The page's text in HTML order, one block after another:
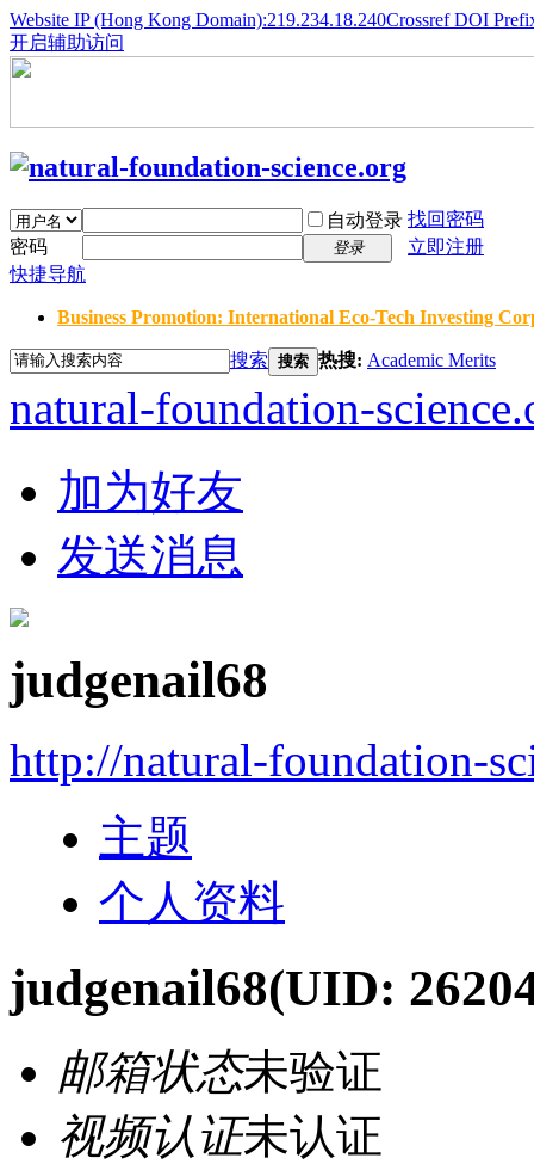
Website IP (Hong Kong Domain):219.234.18.240Crossref DOI
开启辅助访问
自动登录 找回密码
密码
登录
立即注册
快捷导航
Business Promotion: International Eco-Tech Investing
搜索 搜索 热搜: Academic Merits
natural-foundation-
加为好友
发送消息
judgenail68
http://natural-foundation-
主题
个人资料
judgenail68(UID:
邮箱状态未验证
视频认证未认证